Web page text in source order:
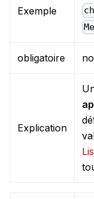
Exemple
obligatoire
Explication